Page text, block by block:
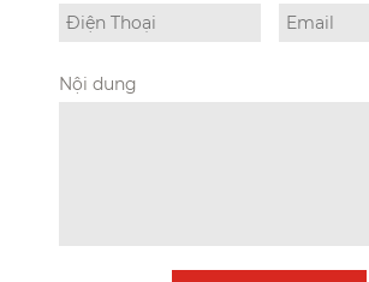
Nội dung